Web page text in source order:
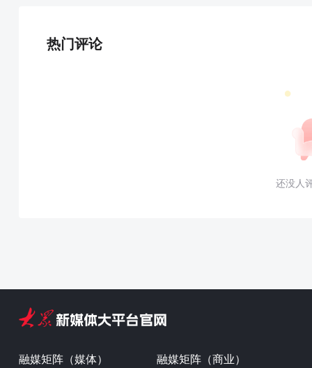
热门评论
还没人
融媒矩阵（媒体） 融媒矩阵（商业）